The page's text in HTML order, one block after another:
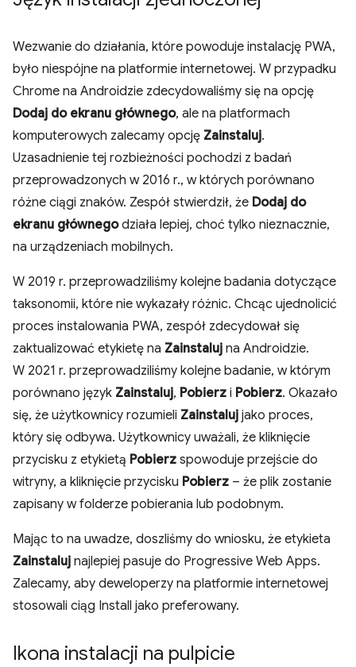
Wezwanie do działania, które powoduje instalację PWA,
było niespójne na platformie internetowej. W przypadku
Chrome na Androidzie zdecydowaliśmy się na opcję
Dodaj do ekranu głównego, ale na platformach
komputerowych zalecamy opcję Zainstaluj.
Uzasadnienie tej rozbieżności pochodzi z badań
przeprowadzonych w 2016 r., w których porównano
różne ciągi znaków. Zespół stwierdził, że Dodaj do
ekranu głównegodziała lepiej, choć tylko nieznacznie,
na urządzeniach mobilnych.
W 2019 r. przeprowadziliśmy kolejne badania dotyczące
taksonomii, które nie wykazały różnic. Chcąc ujednolicić
proces instalowania PWA, zespół zdecydował się
zaktualizować etykietę na Zainstaluj na Androidzie.
W 2021 r. przeprowadziliśmy kolejne badanie, w którym
porównano język Zainstaluj, Pobierz i Pobierz. Okazało
się, że użytkownicy rozumieli Zainstaluj jako proces,
który się odbywa. Użytkownicy uważali, że kliknięcie
przycisku z etykietą Pobierz spowoduje przejście do
witryny, a kliknięcie przycisku Pobierz – że plik zostanie
zapisany w folderze pobierania lub podobnym.
Mając to na uwadze, doszliśmy do wniosku, że etykieta
Zainstaluj najlepiej pasuje do Progressive Web Apps.
Zalecamy, aby deweloperzy na platformie internetowej
stosowali ciąg Install jako preferowany.
Ikona instalacji na pulpicie